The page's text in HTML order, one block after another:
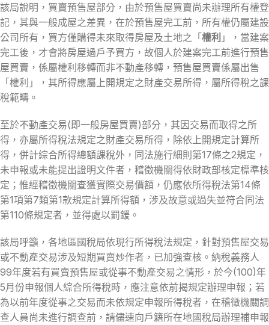
該局說明，買賣預售屋部分，由於預售屋買賣尚未辦理所有權登
記，其與一般成屋之差異，在於預售屋完工前，所有權仍屬建設
公司所有，買方僅購得未來取得房屋及土地之「權利 」，當建案
完工後，才會將房屋過戶予買方，故個人於建案完工前進行預售
屋買賣，係屬權利移轉而非不動產移轉，預售屋買賣係屬出售
「權利」，其所得應屬上開規定之財產交易所得，屬所得稅之課
稅範疇。
至於不動產交易(即一般房屋買賣)部分，其因交易而取得之所
得，亦屬所得稅法規定之財產交易所得，除依上開規定計算所
得，併計綜合所得總額課稅外，同法施行細則第17條之2規定，
未申報或未能提出證明文件者，稽徵機關得依財政部核定標準核
定；惟經稽徵機關查獲實際交易價額，仍應依所得稅法第14條
第1項第7類第1款規定計算所得額，涉及故意或過失並符合同法
第110條規定者，並得處以罰鍰。
該局呼籲，各地區國稅局依現行所得稅法規定，針對預售屋交易
或不動產交易涉及短期買賣炒作者，已加強查核。納稅義務人
99年度若有買賣預售屋或從事不動產交易之情形，於今(100)年
5月份申報個人綜合所得稅時，應注意依前揭規定辦理申報；若
為以前年度從事之交易而未依規定申報所得稅者，在稽徵機關調
查人員尚未進行調查前，請儘速向戶籍所在地國稅局辦理補申報